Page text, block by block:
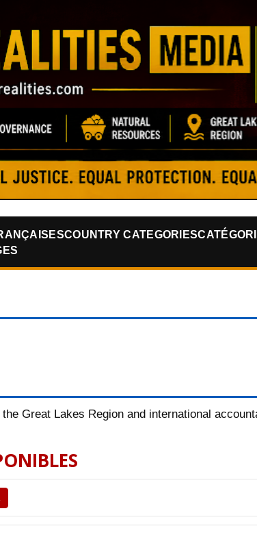
COUNTRY CATEGORIES
Great Lakes Region and international